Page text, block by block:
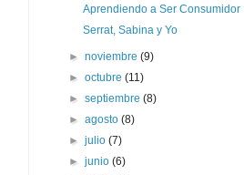
Aprendiendo a Ser Consumidor
Serrat, Sabina y Yo
►noviembre(9)
►octubre(11)
►septiembre(8)
►agosto(8)
►julio(7)
►junio(6)